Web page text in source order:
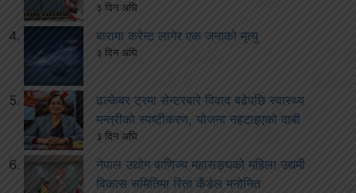
३ दिन अघि
बारामा करेन्ट लागेर एक जनाको मृत्यु
३ दिन अघि
ढल्केबर ट्रमा सेन्टरबारे विवाद बढेपछि स्वास्थ्य
मन्त्रीको स्पष्टीकरण, योजना नहटाइएको दाबी
३ दिन अघि
नेपाल उद्योग वाणिज्य महासङ्घको महिला उद्यमी
विकास समितिमा रिता कँडेल मनोनित